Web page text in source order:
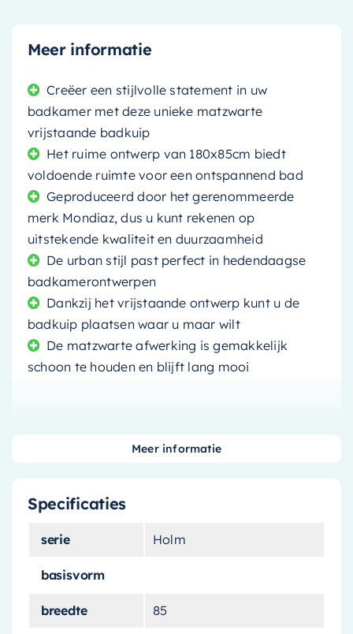
Meer informatie
Creëer een stijlvolle statement in uw
badkamer met deze unieke matzwarte
vrijstaande badkuip
Het ruime ontwerp van 180x85cm biedt
voldoende ruimte voor een ontspannend bad
Geproduceerd door het gerenommeerde
merk Mondiaz, dus u kunt rekenen op
uitstekende kwaliteit en duurzaamheid
De urban stijl past perfect in hedendaagse
badkamerontwerpen
Dankzij het vrijstaande ontwerp kunt u de
badkuip plaatsen waar u maar wilt
De matzwarte afwerking is gemakkelijk
schoon te houden en blijft lang mooi
is de perfecte aanvulling op elke moderne
badkamer dankzij zijn unieke matzwarte
Specificaties
serie Holm
basisvorm
breedte 85
Meer informatie